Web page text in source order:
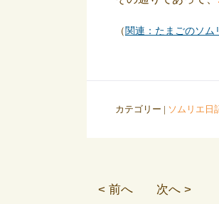
（関連：たまごのソ
カテゴリー | ソムリエ日
< 前へ 次へ >